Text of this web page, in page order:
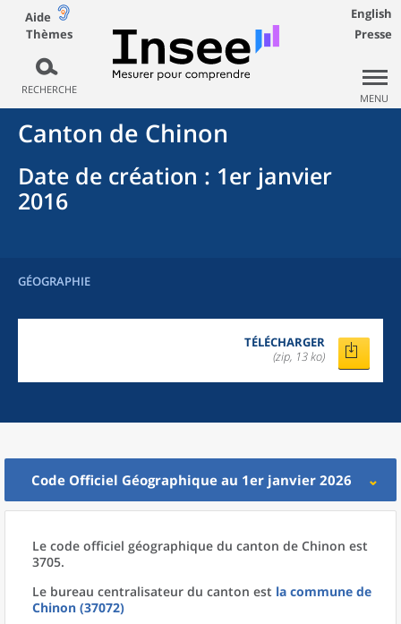
Aide
Thèmes
RECHERCHE
English
Presse
MENU
Canton de Chinon
Date de création : 1er janvier
2016
GÉOGRAPHIE
TÉLÉCHARGER
(zip, 13 ko)
Code Officiel Géographique au 1er janvier 2026
Le code officiel géographique du canton de Chinon est
3705.
Le bureau centralisateur du canton est la commune de
Chinon (37072)